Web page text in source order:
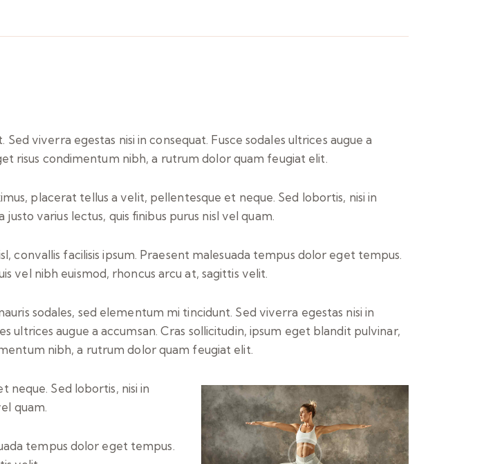
viverra egestas nisi in consequat. Fusce sodales ultrices augue a
risus condimentum nibh, a rutrum dolor quam feugiat elit.
placerat tellus a velit, pellentesque et neque. Sed lobortis, nisi in
justo varius lectus, quis finibus purus nisl vel quam.
convallis facilisis ipsum. Praesent malesuada tempus dolor eget tempus.
vel nibh euismod, rhoncus arcu at, sagittis velit.
sodales, sed elementum mi tincidunt. Sed viverra egestas nisi in
ultrices augue a accumsan. Cras sollicitudin, ipsum eget blandit pulvinar,
nibh, a rutrum dolor quam feugiat elit.
neque. Sed lobortis, nisi in
quam.
tempus dolor eget tempus.